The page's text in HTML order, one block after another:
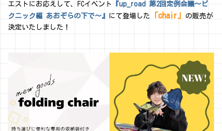
エストにお応えして、FCイベント
『up_road 第2回定例会議～ピ
クニック編 あおぞらの下で～』
にて登場した 「chair」
の販売が
決定いたしました！